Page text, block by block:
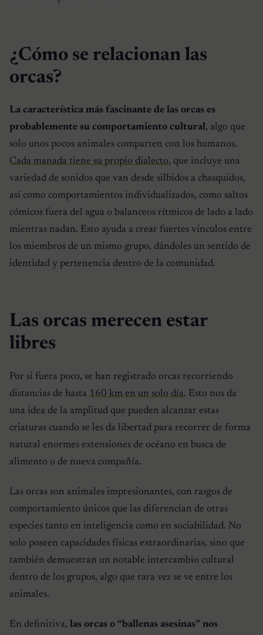
¿Cómo se relacionan las
orcas?
La característica más fascinante de las orcas es
probablemente su comportamiento cultural, algo que
solo unos pocos animales comparten con los humanos.
Cada manada tiene su propio dialecto, que incluye una
variedad de sonidos que van desde silbidos a chasquidos,
así como comportamientos individualizados, como saltos
cómicos fuera del agua o balanceos rítmicos de lado a lado
mientras nadan. Esto ayuda a crear fuertes vínculos entre
los miembros de un mismo grupo, dándoles un sentido de
identidad y pertenencia dentro de la comunidad.
Las orcas merecen estar
libres
Por si fuera poco, se han registrado orcas recorriendo
distancias de hasta 160 km en un solo día. Esto nos da
una idea de la amplitud que pueden alcanzar estas
criaturas cuando se les da libertad para recorrer de forma
natural enormes extensiones de océano en busca de
alimento o de nueva compañía.
Las orcas son animales impresionantes, con rasgos de
comportamiento únicos que las diferencian de otras
especies tanto en inteligencia como en sociabilidad. No
solo poseen capacidades físicas extraordinarias, sino que
también demuestran un notable intercambio cultural
dentro de los grupos, algo que rara vez se ve entre los
animales.
En definitiva, las orcas o “ballenas asesinas” nos